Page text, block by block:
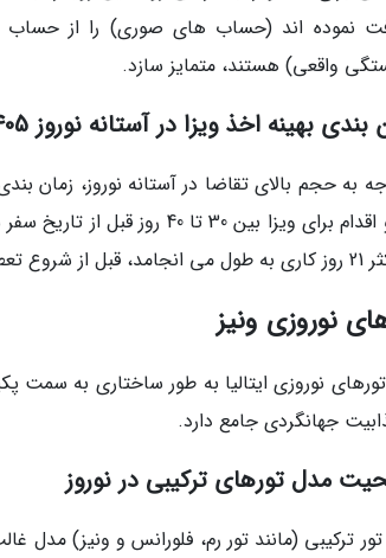
نموده اند (حساب های صوری) را از حساب
واقعی) هستند، متمایز سازد.
بندی بهینه اخذ ویزا در آستانه نوروز 1405
به حجم بالای تقاضا در آستانه نوروز، زمان
تور و اقدام برای ویزا بین
به اتمام برسد.
نوروزی ونیز
تورهای نوروزی ایتالیا به طور ساختاری به
جهانگردی جامع دارد.
مدل تورهای ترکیبی در نوروز
ترکیبی (مانند تور رم، فلورانس و ونیز)